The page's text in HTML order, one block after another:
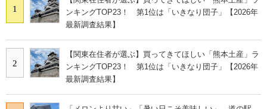
1
ンキングTOP23！ 第1位は「いきなり団子」【2026年
最新調査結果】
2
【関東在住者が選ぶ】買ってきてほしい「熊本土産」ラ
ンキングTOP23！ 第1位は「いきなり団子」【2026年
最新調査結果】